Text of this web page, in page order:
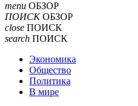
menu ОБЗОР
ПОИСК ОБЗОР
close ПОИСК
search ПОИСК
Экономика
Общество
Политика
В мире